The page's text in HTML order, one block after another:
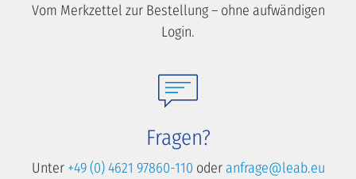
Vom Merkzettel zur Bestellung – ohne aufwändigen
Login.
Fragen?
Unter +49 (0) 4621 97860-110 oder anfrage@leab.eu